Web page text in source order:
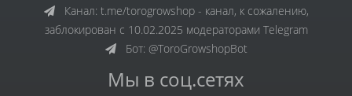
Канал: t.me/torogrowshop - канал, к сожалению,
заблокирован с 10.02.2025 модераторами Telegram
Бот: @ToroGrowshopBot
Мы в соц.сетях